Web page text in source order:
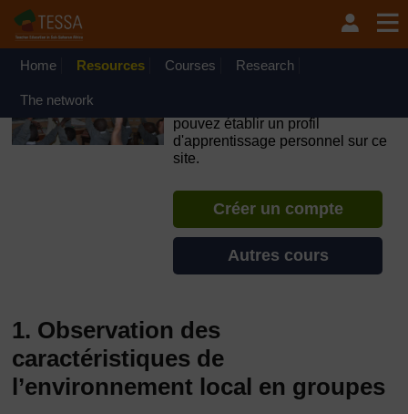
Passer au contenu principal
OpenLearn Create will be unavailable on Wednesday 12
August 2026 from 8am to 10.30am (GMT) due to routine
Home Resources Courses Research
The network
pouvez établir un profil
d'apprentissage personnel sur ce
site.
Créer un compte
Autres cours
1. Observation des
caractéristiques de
l’environnement local en groupes